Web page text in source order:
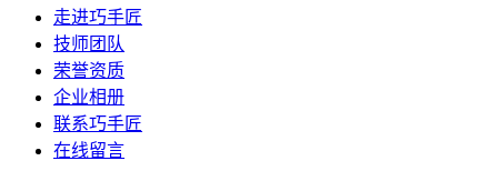
走进巧手匠
技师团队
荣誉资质
企业相册
联系巧手匠
在线留言